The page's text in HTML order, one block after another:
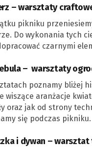
– warsztaty
pikniku
Do wykonania tych
czarnymi
– warsztaty
poznamy bliżej
wiszące aranżacje
oraz jak od strony
się podczas pikniku.
i dywan –